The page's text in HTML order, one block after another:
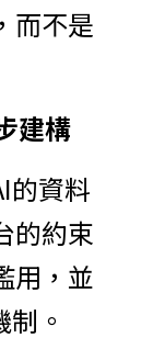
而不是
建構
的資料
的約束
用，並
。